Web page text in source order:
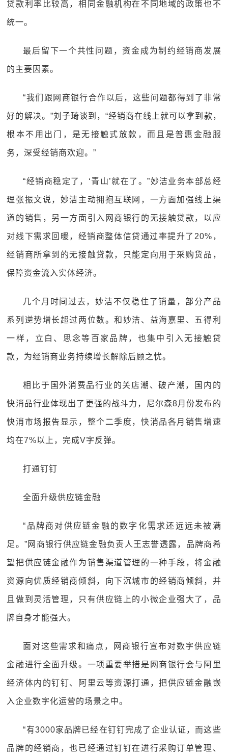
贷款利率比较高，相同金融机构在不同地域的政策也不
统一。
最后留下一个共性问题，资金成为制约经销商发展
的主要因素。
“我们跟网商银行合作以后，这些问题都得到了非常
好的解决。”刘子琦谈到，“经销商在线上就可以拿到款，
根本不用出门，是无接触式放款，而且是普惠金融服
务，深受经销商欢迎。”
“经销商稳定了，‘青山’就在了。”妙洁业务本部总经
理张振文说，妙洁主动拥抱互联网，一方面加强线上渠
道的销售，另一方面引入网商银行的无接触贷款，以应
对线下需求回暖，经销商整体信贷通过率提升了20%，
经销商所拿到的无接触贷款，只能定向用于采购货品，
保障资金流入实体经济。
几个月时间过去，妙洁不仅稳住了销量，部分产品
系列逆势增长超过两位数。和妙洁、益海嘉里、五得利
一样，立白、思念等百家品牌，也集中引入无接触贷
款，为经销商业务持续增长解除后顾之忧。
相比于国外消费品行业的关店潮、破产潮，国内的
快消品行业体现出了更强的战斗力，尼尔森8月份发布的
快消市场报告显示，整个二季度，快消品各月销售增速
均在7%以上，完成V字反弹。
打通钉钉
全面升级供应链金融
“品牌商对供应链金融的数字化需求还远远未被满
足。”网商银行供应链金融负责人王志誉透露，品牌商希
望把供应链金融作为销售渠道管理的一种手段，将金融
资源向优质经销商倾斜，向下沉城市的经销商倾斜，并
且做到灵活管理，只有供应链上的小微企业强大了，品
牌自身才能强大。
面对这些需求和痛点，网商银行宣布对数字供应链
金融进行全面升级。一项重要举措是网商银行会与阿里
经济体内的钉钉、阿里云等资源打通，把供应链金融嵌
入企业数字化运营的场景之中。
“有3000家品牌已经在钉钉完成了企业认证，而这些
品牌的经销商，也已经通过钉钉在进行采购订单管理、